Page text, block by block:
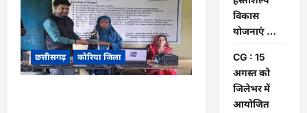
और
बड़ा
सोचो,
लक्ष्य
हासिल
करने
के
लिए
छत्तीसगढ़ कोरिया जिला
विकास
योजनाएं …
CG : 15
अगस्त को
जिलेभर में
आयोजित